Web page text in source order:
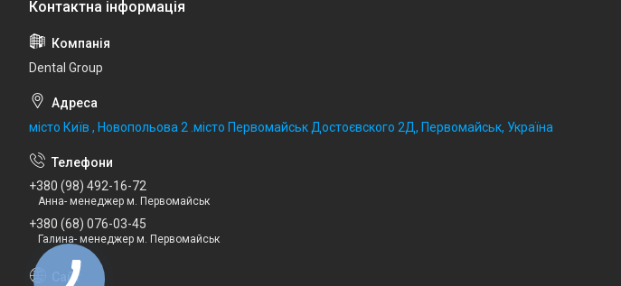
Dental Group
місто Київ , Новопольова 2 .місто Первомайськ Достоєвского 2Д, Первомайськ, Україна
+380 (98) 492-16-72
Анна- менеджер м. Первомайськ
+380 (68) 076-03-45
Галина- менеджер м. Первомайськ